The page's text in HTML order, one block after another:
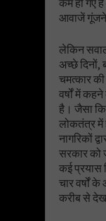
आवाजें गूंजने
लेकिन
अच्छे दिनों,
चमत्कार
वर्षों में
है। जैसा कि
लोकतंत्र में
नागरिकों
सरकार को
कई प्रयास
चार वर्षों
करीब से